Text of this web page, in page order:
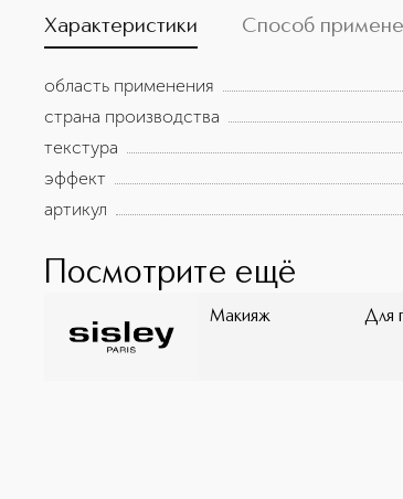
Характеристики Способ
область применения
страна производства
текстура
эффект
артикул
Посмотрите ещё
Макияж Для